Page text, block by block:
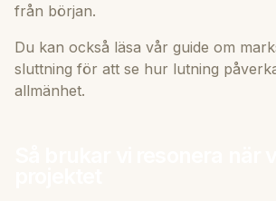
från början.
Du kan också läsa vår guide om
sluttning för att se hur lutning
allmänhet.